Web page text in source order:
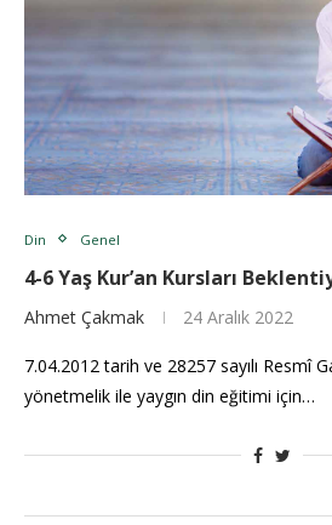
Din Genel
4-6 Yaş Kur’an Kursları
Ahmet Çakmak 24 Aralık 2022
7.04.2012 tarih ve 28257 sayılı Resmî
yönetmelik ile yaygın din eğitimi için…